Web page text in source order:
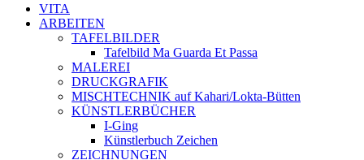
VITA
ARBEITEN
TAFELBILDER
Tafelbild Ma Guarda Et Passa
MALEREI
DRUCKGRAFIK
MISCHTECHNIK auf Kahari/Lokta-Bütten
KÜNSTLERBÜCHER
I-Ging
Künstlerbuch Zeichen
ZEICHNUNGEN